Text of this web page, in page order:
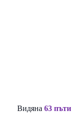
Видяна 63 пъти